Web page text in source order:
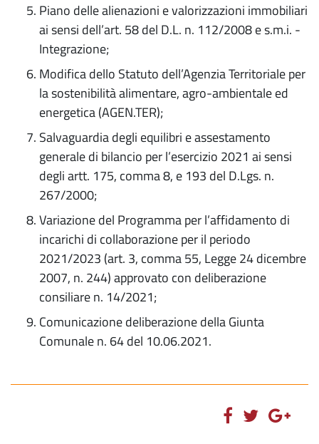
Piano delle alienazioni e valorizzazioni immobiliari
ai sensi dell’art. 58 del D.L. n. 112/2008 e s.m.i. -
Integrazione;
Modifica dello Statuto dell’Agenzia Territoriale per
la sostenibilità alimentare, agro-ambientale ed
energetica (AGEN.TER);
Salvaguardia degli equilibri e assestamento
generale di bilancio per l’esercizio 2021 ai sensi
degli artt. 175, comma 8, e 193 del D.Lgs. n.
267/2000;
Variazione del Programma per l’affidamento di
incarichi di collaborazione per il periodo
2021/2023 (art. 3, comma 55, Legge 24 dicembre
2007, n. 244) approvato con deliberazione
consiliare n. 14/2021;
Comunicazione deliberazione della Giunta
Comunale n. 64 del 10.06.2021.